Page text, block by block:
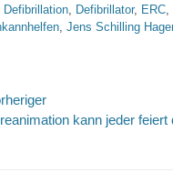
Defibrillation, Defibrillator, ERC,
, Jens Schilling
kann jeder feiert